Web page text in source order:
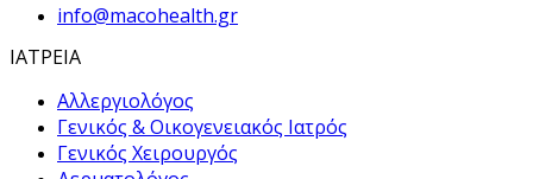
info@macohealth.gr
ΙΑΤΡΕΙΑ
Αλλεργιολόγος
Γενικός & Οικογενειακός Ιατρός
Γενικός Χειρουργός